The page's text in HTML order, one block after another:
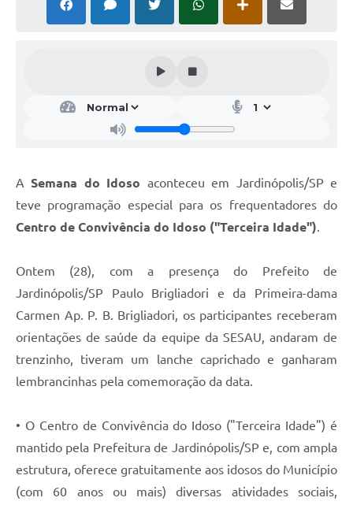
ASemana do Idoso aconteceu em Jardinópolis/SP e
teve programação especial para os frequentadores do
Centro de Convivência do Idoso ("Terceira Idade").
Ontem (28), com a presença do Prefeito de
Jardinópolis/SP Paulo Brigliadori e da Primeira-dama
Carmen Ap. P. B. Brigliadori, os participantes receberam
orientações de saúde da equipe da SESAU, andaram de
trenzinho, tiveram um lanche caprichado e ganharam
lembrancinhas pela comemoração da data.
• O Centro de Convivência do Idoso ("Terceira Idade") é
mantido pela Prefeitura de Jardinópolis/SP e, com ampla
estrutura, oferece gratuitamente aos idosos do Município
(com 60 anos ou mais) diversas atividades sociais,